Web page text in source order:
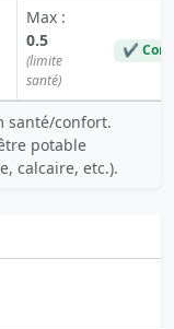
Max :
0.5
(limite
santé)
✔
santé/confort.
potable
calcaire, etc.).